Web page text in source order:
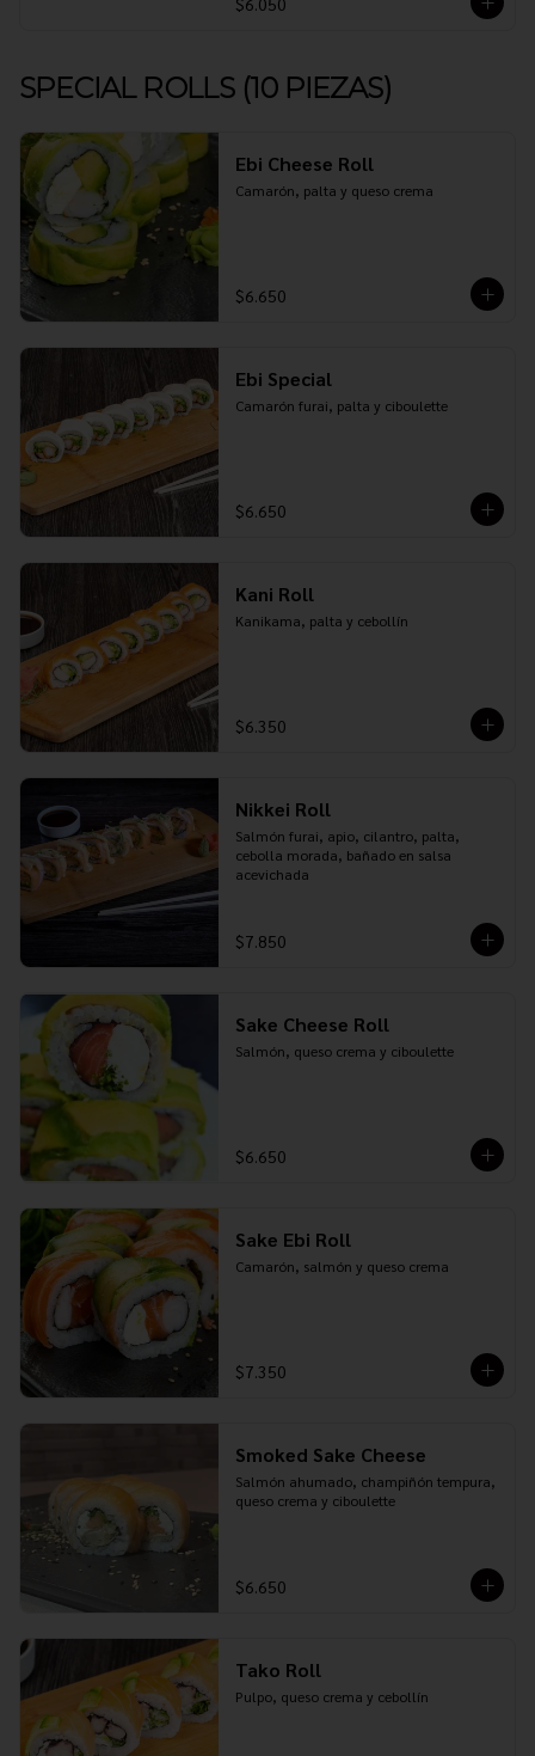
SPECIAL ROLLS (10 PIEZAS)
Ebi Cheese Roll
Camarón, palta y queso crema
$6.650
Ebi Special
Camarón furai, palta y ciboulette
$6.650
Kani Roll
Kanikama, palta y cebollín
$6.350
Nikkei Roll
Salmón furai, apio, cilantro, palta,
cebolla morada, bañado en salsa
acevichada
$7.850
Sake Cheese Roll
Salmón, queso crema y ciboulette
$6.650
Sake Ebi Roll
Camarón, salmón y queso crema
$7.350
Smoked Sake Cheese
Salmón ahumado, champiñón tempura,
queso crema y ciboulette
$6.650
Tako Roll
Pulpo, queso crema y cebollín